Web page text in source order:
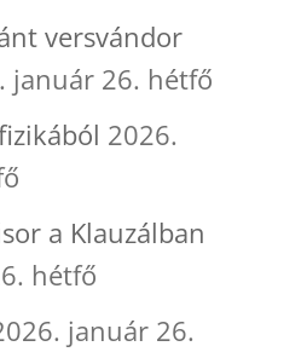
versvándor
január 26. hétfő
2026.
a Klauzálban
hétfő
január 26.